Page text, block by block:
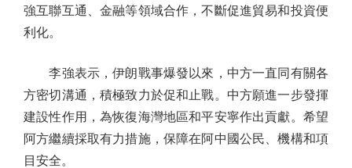
強互聯互通、金融等領域合作，不斷促進貿易和投資便
利化。
李強表示，伊朗戰事爆發以來，中方一直同有關各
方密切溝通，積極致力於促和止戰。中方願進一步發揮
建設性作用，為恢復海灣地區和平安寧作出貢獻。希望
阿方繼續採取有力措施，保障在阿中國公民、機構和項
目安全。